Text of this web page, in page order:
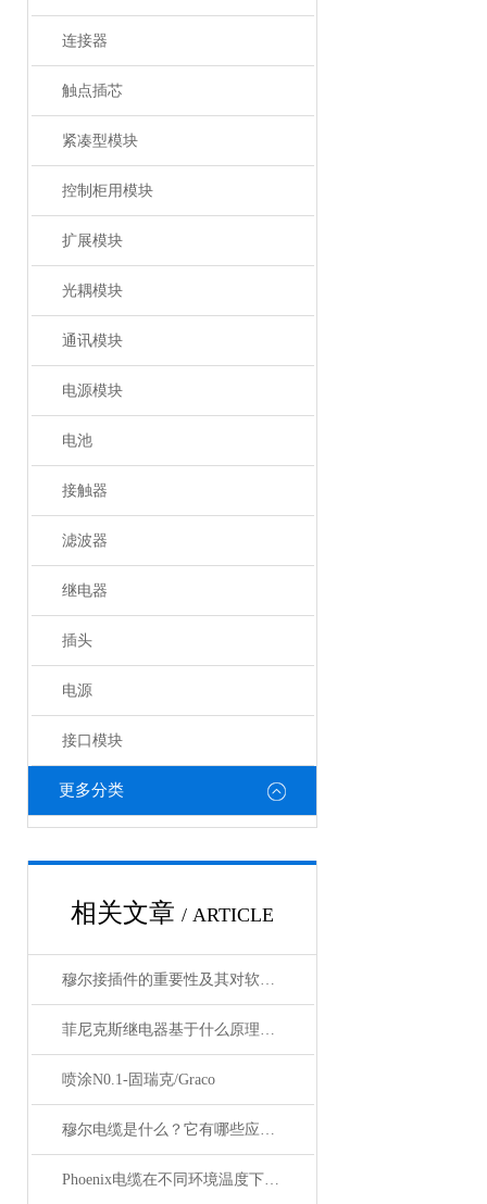
连接器
触点插芯
紧凑型模块
控制柜用模块
扩展模块
光耦模块
通讯模块
电源模块
电池
接触器
滤波器
继电器
插头
电源
接口模块
更多分类
相关文章 / ARTICLE
穆尔接插件的重要性及其对软件开发的影响
菲尼克斯继电器基于什么原理工作？
喷涂N0.1-固瑞克/Graco
穆尔电缆是什么？它有哪些应用领域？
Phoenix电缆在不同环境温度下的性能表现如何？